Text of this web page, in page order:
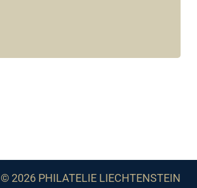
© 2026 PHILATELIE LIECHTENSTEIN